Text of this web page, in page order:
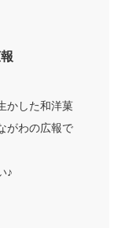
かした和洋菓
がわの広報で
♪